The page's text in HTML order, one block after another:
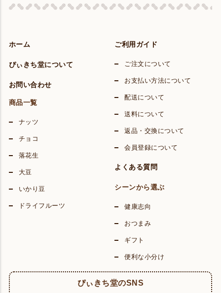
ホーム
ぴぃきち堂について
お問い合わせ
ご利用ガイド
ご注文について
お支払い方法について
配送について
送料について
返品・交換について
会員登録について
よくある質問
商品一覧
ナッツ
チョコ
落花生
大豆
いかり豆
ドライフルーツ
シーンから選ぶ
健康志向
おつまみ
ギフト
便利な小分け
ぴぃきち堂のSNS